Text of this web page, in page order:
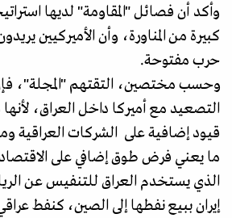
وأكد أن فصائل "المقاومة" لديها
كبيرة من المناورة، وأن الأميركيين
حرب مفتوحة.
وحسب مختصين، التقتهم "المجلة"،
التصعيد مع أميركا داخل العراق،
قيود إضافية على الشركات العراقية
ما يعني فرض طوق إضافي على الاقتصاد
الذي يستخدم العراق للتنفيس عن
إيران ببيع نفطها إلى الصين، كنفط